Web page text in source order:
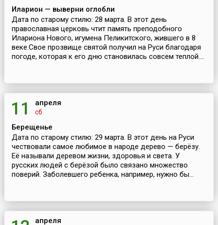
Иларион — выверни оглобли
Дата по старому стилю: 28 марта. В этот день
православная церковь чтит память преподобного
Илариона Нового, игумена Пеликитского, жившего в 8
веке.Свое прозвище святой получил на Руси благодаря
погоде, которая к его дню становилась совсем теплой....
11 апреля
сб
Берещенье
Дата по старому стилю: 29 марта. В этот день на Руси
чествовали самое любимое в народе дерево — берёзу.
Её называли деревом жизни, здоровья и света. У
русских людей с берёзой было связано множество
поверий. Заболевшего ребенка, например, нужно бы...
апреля